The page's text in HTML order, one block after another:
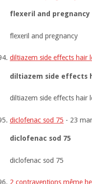
flexeril and pregnancy
flexeril and pregnancy
diltiazem side effects hair
diltiazem side effects
diltiazem side effects hair
diclofenac sod 75 - 23
diclofenac sod 75
diclofenac sod 75
2 contraventions même